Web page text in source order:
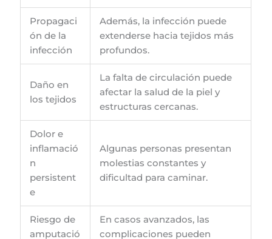
Propagaci
ón de la
infección
Además, la infección puede
extenderse hacia tejidos más
profundos.
Daño en
los tejidos
La falta de circulación puede
afectar la salud de la piel y
estructuras cercanas.
Dolor e
inflamació
n
persistent
e
Algunas personas presentan
molestias constantes y
dificultad para caminar.
Riesgo de
amputació
En casos avanzados, las
complicaciones pueden